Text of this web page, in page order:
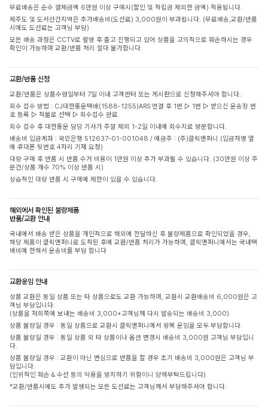
무료배송은 순수 결제금액 6만원 이상 구매시(할인 및 적립금 제외한 금액) 적용됩니다.
제주도 및 도서산간지역은 추가배송비(도선료) 3,000원이 부과됩니다. (무료배송,교환/반품
시에도 도선료는 고객님 부담)
모든 배송 과정은 CCTV로 촬영 후 출고 진행되고 있어 상품을 고의적으로 훼손하시는 경우
확인이 가능하며 교환/반품 처리 절대 불가합니다.
교환/반품 신청
교환/반품은 상품수령일부터 7일 이내 고객센터 또는 게시판으로 신청해주셔야 합니다.
회수 접수 방법 : CJ대한통운택배(1588-1255)ARS 연결 후 1번 ▷ 1번 ▷ 받으신 운송장 번
호 등록 ▷ 착불로 선택 ▷ 회수접수 완료
회수 접수 후 대한통운 담당 기사가 주말 제외 1-2일 이내에 회수지로 방문합니다.
배송비 입금계좌 : 국민은행 512637-01-001048 / 예금주 : (주)클릭앤퍼니 (입금자명 옆
에 휴대폰 뒷번호 4자리 기재 요청)
대량 구매 후 반품 시 반품 수거 비용이 1만원 이상 추가 부과될 수 있습니다. (30만원 이상 주
문건/상품 개수 70% 이상 반품 시)
상습적인 대량 반품 시 구매에 제한이 있을 수 있습니다.
해외에서 확인된 불량제품
반품/교환 안내
국내에서 배송 받은 상품을 개인적으로 해외에 전달하신 후 불량제품으로 확인되었을 경우,
해당 제품이 클릭앤퍼니로 도착된 후에 교환/반품 처리가 가능하며, 클릭앤퍼니에서는 국내택
배비에 한해서 운송비를 부담 합니다
교환운임 안내
상품 교환은 동일 상품 또는 타 상품으로도 교환 가능하며, 교환시 교환배송비 6,000원은 고
객님 부담입니다.
(상품을 저희쪽에 보내는 배송비 3,000+고객님께 다시 발송되는 배송비 3,000)
상품 불량일 경우 : 동일 상품으로 교환시 클릭앤퍼니에서 왕복 운임을 모두 부담합니다.
상품 불량일 경우 : 동일 상품 외 타 상품이나 옵션 변경시 배송비 3,000원 고객님 부담입니
다.
상품 불량일 경우 : 교환이 아닌 변심으로 반품을 할 경우 초기 배송비 3,000원은 고객님 부
담입니다.
(인위적인 훼손 & 수선 등의 악용을 방지하기 위함이니 양해부탁드립니다)
*교환/반품시에도 추가 발생되는 모든 도선료는 고객님께서 부담해주셔야 합니다.